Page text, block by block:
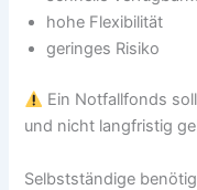
hohe Flexibilität
geringes Risiko
Ein Notfallfonds
und nicht langfristig
Selbstständige